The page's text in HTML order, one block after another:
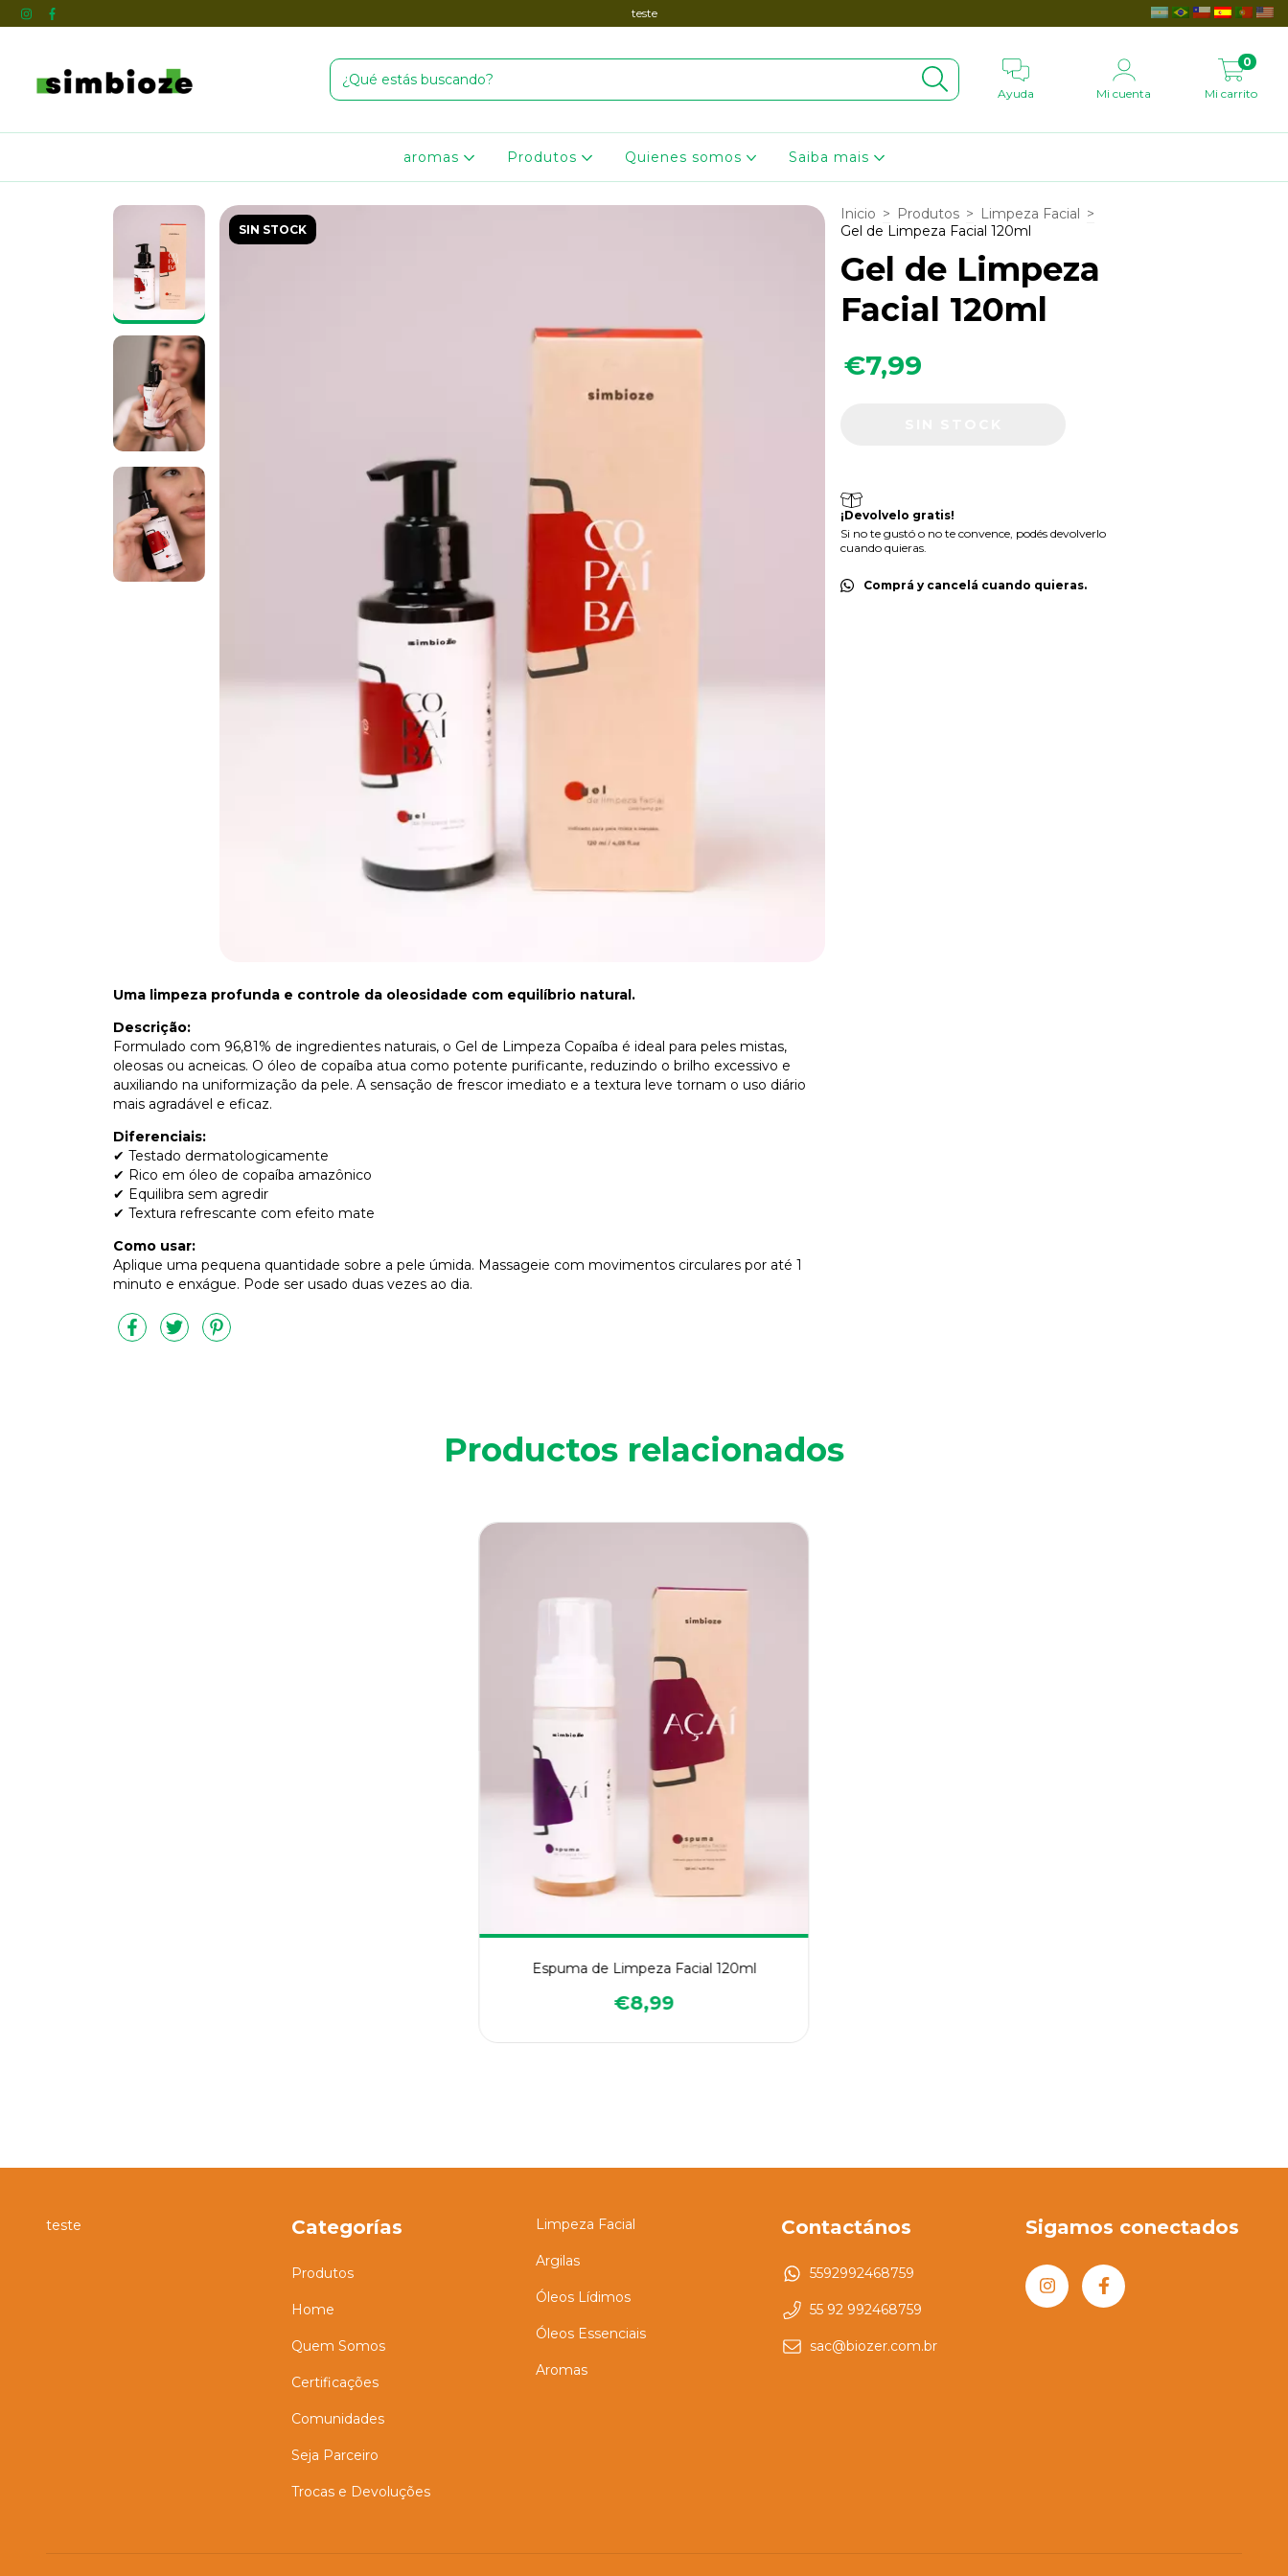
teste
Ayuda Mi cuenta Mi carrito
0
aromas Produtos Quienes somos Saiba mais
SIN STOCK
Uma limpeza profunda e controle da oleosidade com equilíbrio natural.
Descrição:
Formulado com 96,81% de ingredientes naturais, o Gel de Limpeza Copaíba é ideal para peles mistas,
oleosas ou acneicas. O óleo de copaíba atua como potente purificante, reduzindo o brilho excessivo e
auxiliando na uniformização da pele. A sensação de frescor imediato e a textura leve tornam o uso diário
mais agradável e eficaz.
Diferenciais:
✔ Testado dermatologicamente
✔ Rico em óleo de copaíba amazônico
✔ Equilibra sem agredir
✔ Textura refrescante com efeito mate
Como usar:
Aplique uma pequena quantidade sobre a pele úmida. Massageie com movimentos circulares por até 1
minuto e enxágue. Pode ser usado duas vezes ao dia.
Inicio > Produtos > Limpeza Facial >
Gel de Limpeza Facial 120ml
Gel de Limpeza
Facial 120ml
€7,99
¡Devolvelo gratis!
Si no te gustó o no te convence, podés devolverlo
cuando quieras.
Comprá y cancelá cuando quieras.
Productos relacionados
Espuma de Limpeza Facial 120ml
€8,99
teste Categorías
Produtos
Home
Quem Somos
Certificações
Comunidades
Seja Parceiro
Trocas e Devoluções
Limpeza Facial
Argilas
Óleos Lídimos
Óleos Essenciais
Aromas
Contactános
5592992468759
55 92 992468759
sac@biozer.com.br
Sigamos conectados